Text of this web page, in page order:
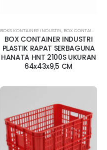
,CONTAINER BOX INDUSTRI MAMUJU,
BOKS KONTAINER INDUSTRI, BOX CONTAINER KECIL
BOX CONTAINER INDUSTRI
PLASTIK RAPAT SERBAGUNA
HANATA HNT 2100S UKURAN
64x43x9,5 CM